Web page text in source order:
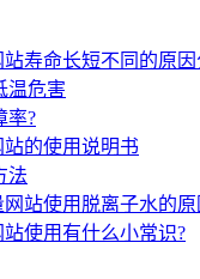
寿命长短不同的原
温危害
率?
的使用说明书
法
网站使用脱离子水的
使用有什么小常识?